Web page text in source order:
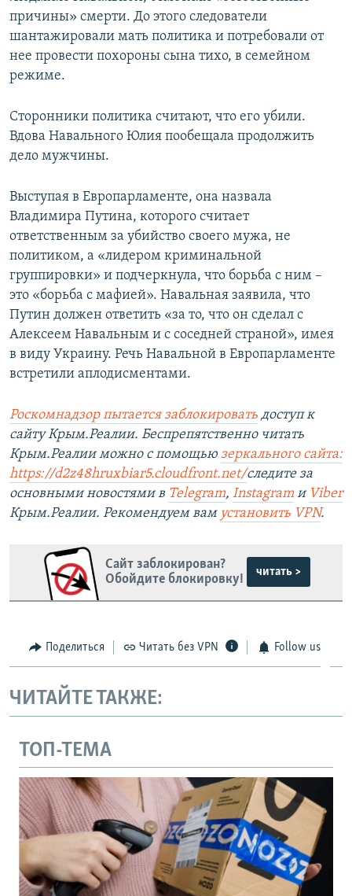
причины» смерти. До этого следователи
шантажировали мать политика и потребовали от
нее провести похороны сына тихо, в семейном
режиме.
Сторонники политика считают, что его убили.
Вдова Навального Юлия пообещала продолжить
дело мужчины.
Выступая в Европарламенте, она назвала
Владимира Путина, которого считает
ответственным за убийство своего мужа, не
политиком, а «лидером криминальной
группировки» и подчеркнула, что борьба с ним –
это «борьба с мафией». Навальная заявила, что
Путин должен ответить «за то, что он сделал с
Алексеем Навальным и с соседней страной», имея
в виду Украину. Речь Навальной в Европарламенте
встретили аплодисментами.
Роскомнадзор пытается заблокировать доступ к
сайту Крым.Реалии. Беспрепятственно читать
Крым.Реалии можно с помощью зеркального сайта:
https://d2z48hruxbiar5.cloudfront.net/следите за
основными новостями в Telegram, Instagram и Viber
Крым.Реалии. Рекомендуем вам установить VPN.
Сайт заблокирован?
Обойдите блокировку!
читать >
Поделиться Читать без VPN Follow us
ЧИТАЙТЕ ТАКЖЕ:
ТОП-ТЕМА